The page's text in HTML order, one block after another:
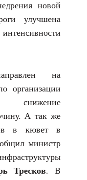
новой
улучшена
на
организации
снижение
А так же
в кювет в
министр
Тресков. В